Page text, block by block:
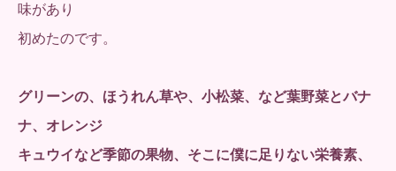
味があり
初めたのです。
グリーンの、ほうれん草や、小松菜、など葉野菜とバナ
ナ、オレンジ
キュウイなど季節の果物、そこに僕に足りない栄養素、